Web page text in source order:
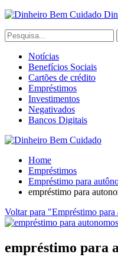
Notícias
Benefícios Sociais
Cartões de crédito
Empréstimos
Investimentos
Negativados
Bancos Digitais
Home
Empréstimos
Empréstimo para
empréstimo para
Voltar para "Empréstimo
empréstimo para